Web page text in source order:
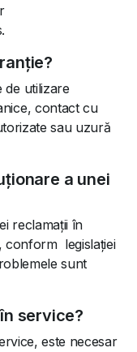
de utilizare
contact cu
sau uzură
a unei
reclamații în
conform legislației
sunt
service?
este necesar